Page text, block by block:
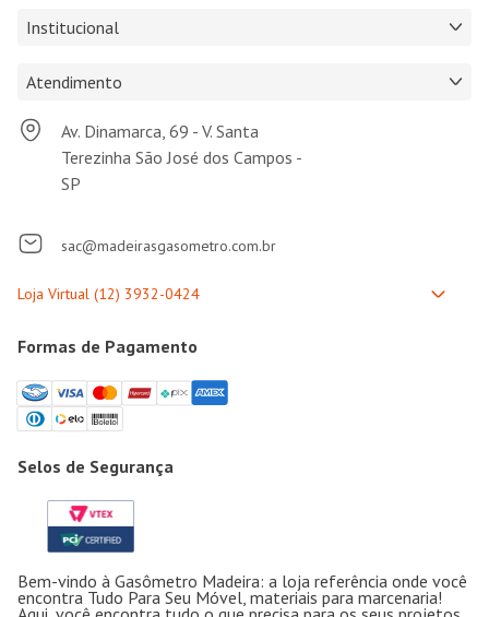
Av. Dinamarca, 69 - V. Santa
SP
Formas de Pagamento
Selos de Segurança
Bem-vindo à Gasômetro Madeira: a loja referência onde você
encontra Tudo Para Seu Móvel, materiais para marcenaria!
Aqui, você encontra tudo o que precisa para os seus projetos,
como materiais de marcenaria e ferramentas para a
construção de móveis ou reformas em geral. Confira uma